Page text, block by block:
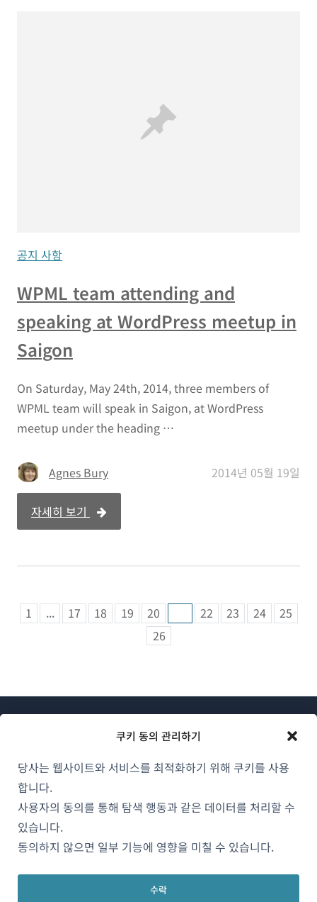
쿠키 동의 관리하기
당사는 웹사이트와 서비스를 최적화하기 위해 쿠키를 사용
합니다.
사용자의 동의를 통해 탐색 행동과 같은 데이터를 처리할 수
있습니다.
동의하지 않으면 일부 기능에 영향을 미칠 수 있습니다.
수락
공지 사항
WPML team attending and
speaking at WordPress meetup in
Saigon
On Saturday, May 24th, 2014, three members of
WPML team will speak in Saigon, at WordPress
meetup under the heading …
Agnes Bury 2014년 05월 19일
자세히 보기
1 ... 17 18 19 20 22 23 24
25
26
GDPR 및 개인정보 처리방침
팀에 합류하기 (새
(새
(새
창
(새